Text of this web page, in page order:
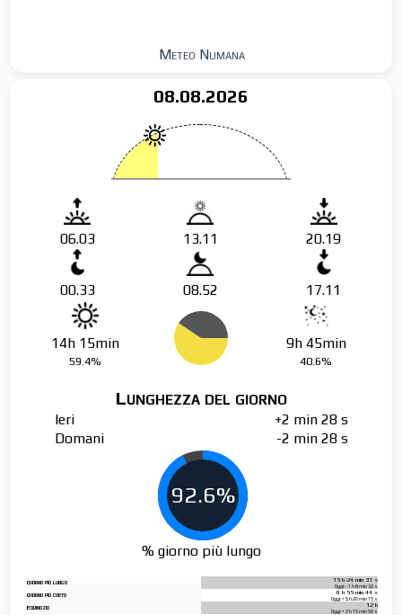
Meteo Numana
08.08.2026
06.03 13.11 20.19
00.33 08.52 17.11
14h 15min
59.4%
9h 45min
40.6%
Lunghezza del giorno
Ieri
+2 min 28 s
Domani
-2 min 28 s
92.6%
% giorno più lungo
Giorno più lungo 15 h 24 min 31 s
Oggi: - 1 h 8 min 32 s
Giorno più corto 8 h 55 min 44 s
Oggi: + 5 h 20 min 15 s
Equinozio 12 h
Oggi: + 2 h 15 min 59 s